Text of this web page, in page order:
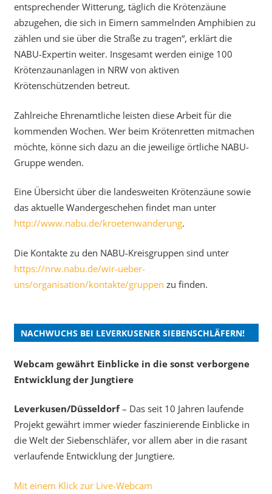
entsprechender Witterung, täglich die Krötenzäune
abzugehen, die sich in Eimern sammelnden Amphibien zu
zählen und sie über die Straße zu tragen“, erklärt die
NABU-Expertin weiter. Insgesamt werden einige 100
Krötenzaunanlagen in NRW von aktiven
Krötenschützenden betreut.
Zahlreiche Ehrenamtliche leisten diese Arbeit für die
kommenden Wochen. Wer beim Krötenretten mitmachen
möchte, könne sich dazu an die jeweilige örtliche NABU-
Gruppe wenden.
Eine Übersicht über die landesweiten Krötenzäune sowie
das aktuelle Wandergeschehen findet man unter
http://www.nabu.de/kroetenwanderung.
Die Kontakte zu den NABU-Kreisgruppen sind unter
https://nrw.nabu.de/wir-ueber-
uns/organisation/kontakte/gruppen zu finden.
NACHWUCHS BEI LEVERKUSENER SIEBENSCHLÄFERN!
Webcam gewährt Einblicke in die sonst verborgene
Entwicklung der Jungtiere
Leverkusen/Düsseldorf– Das seit 10 Jahren laufende
Projekt gewährt immer wieder faszinierende Einblicke in
die Welt der Siebenschläfer, vor allem aber in die rasant
verlaufende Entwicklung der Jungtiere.
Mit einem Klick zur Live-Webcam